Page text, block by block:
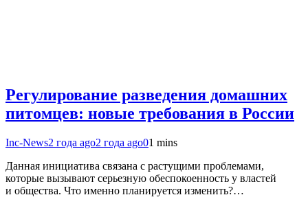
Регулирование разведения домашних
питомцев: новые требования в России
Inc-News2 года ago2 года ago01 mins
Данная инициатива связана с растущими проблемами,
которые вызывают серьезную обеспокоенность у властей
и общества. Что именно планируется изменить?…